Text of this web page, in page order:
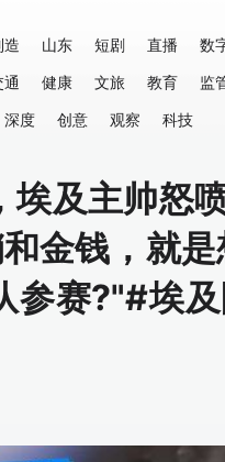
造 山东 短剧 直播 数
通 健康 文旅 教育 监
深度 创意 观察 科技
埃及主帅怒
金钱，就
参赛?"#埃